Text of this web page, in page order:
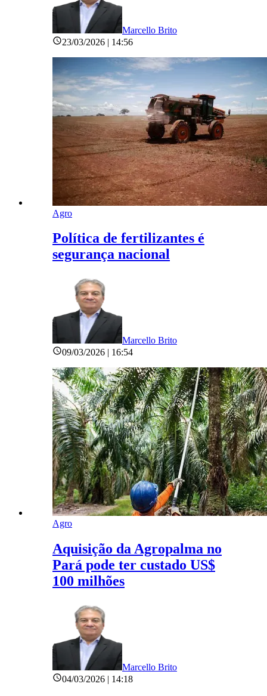
Marcello Brito
23/03/2026 | 14:56
Agro
Política de fertilizantes é
segurança nacional
Marcello Brito
09/03/2026 | 16:54
Agro
Aquisição da Agropalma no
Pará pode ter custado US$
100 milhões
Marcello Brito
04/03/2026 | 14:18